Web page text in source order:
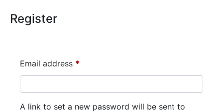
Register
Email address *
A link to set a new password will be sent to